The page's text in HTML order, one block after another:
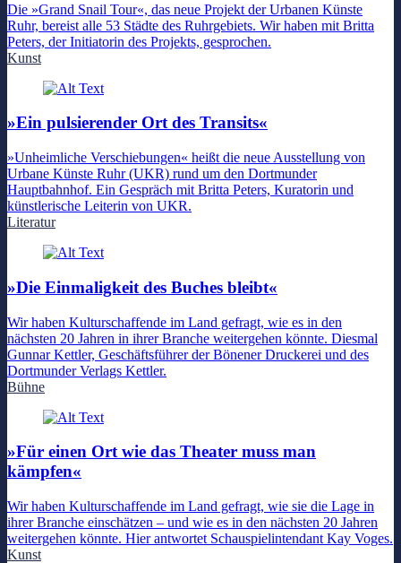
Die »Grand Snail Tour«, das neue Projekt der Urbanen Künste
Ruhr, bereist alle 53 Städte des Ruhrgebiets. Wir haben mit Britta
Peters, der Initiatorin des Projekts, gesprochen.
Kunst
»Ein pulsierender Ort des Transits«
»Unheimliche Verschiebungen« heißt die neue Ausstellung von
Urbane Künste Ruhr (UKR) rund um den Dortmunder
Hauptbahnhof. Ein Gespräch mit Britta Peters, Kuratorin und
künstlerische Leiterin von UKR.
Literatur
»Die Einmaligkeit des Buches bleibt«
Wir haben Kulturschaffende im Land gefragt, wie es in den
nächsten 20 Jahren in ihrer Branche weitergehen könnte. Diesmal
Gunnar Kettler, Geschäftsführer der Bönener Druckerei und des
Dortmunder Verlags Kettler.
Bühne
»Für einen Ort wie das Theater muss man
kämpfen«
Wir haben Kulturschaffende im Land gefragt, wie sie die Lage in
ihrer Branche einschätzen – und wie es in den nächsten 20 Jahren
weitergehen könnte. Hier antwortet Schauspielintendant Kay Voges.
Kunst